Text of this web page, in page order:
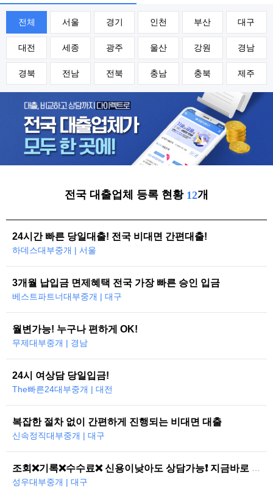
전체 서울 경기 인천 부산 대구
대전 세종 광주 울산 강원 경남
경북 전남 전북 충남 충북 제주
전국 대출업체 등록 현황 12개
24시간 빠른 당일대출! 전국 비대면 간편대출!
하데스대부중개 | 서울
3개월 납입금 면제혜택 전국 가장 빠른 승인 입금
베스트파트너대부중개 | 대구
월변가능! 누구나 편하게 OK!
무제대부중개 | 경남
24시 여상담 당일입금!
The빠른24대부중개 | 대전
복잡한 절차 없이 간편하게 진행되는 비대면 대출
신속정직대부중개 | 대구
성우대부중개 | 대구